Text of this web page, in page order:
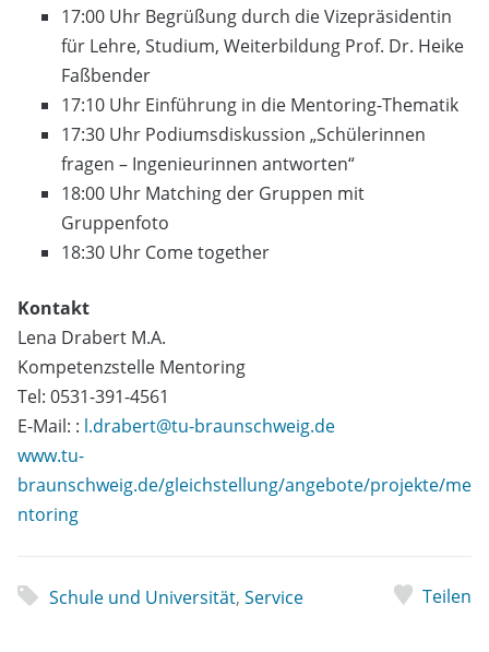
17:00 Uhr Begrüßung durch die Vizepräsidentin
für Lehre, Studium, Weiterbildung Prof. Dr. Heike
Faßbender
17:10 Uhr Einführung in die Mentoring-Thematik
17:30 Uhr Podiumsdiskussion „Schülerinnen
fragen – Ingenieurinnen antworten“
18:00 Uhr Matching der Gruppen mit
Gruppenfoto
18:30 Uhr Come together
Kontakt
Lena Drabert M.A.
Kompetenzstelle Mentoring
Tel: 0531-391-4561
E-Mail: : l.drabert@tu-braunschweig.de
www.tu-
braunschweig.de/gleichstellung/angebote/projekte/me
ntoring
Schule und Universität, Service Teilen